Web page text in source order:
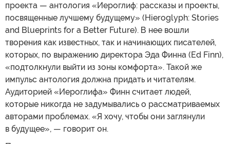
проекта — антология «Иероглиф: рассказы и проекты,
посвященные лучшему будущему» (Hieroglyph: Stories
and Blueprints for a Better Future). В нее вошли
творения как известных, так и начинающих писателей,
которых, по выражению директора Эда Финна (Ed Finn),
«подтолкнули выйти из зоны комфорта». Такой же
импульс антология должна придать и читателям.
Аудиторией «Иероглифа» Финн считает людей,
которые никогда не задумывались о рассматриваемых
авторами проблемах. «Я хочу, чтобы они заглянули
в будущее», — говорит он.